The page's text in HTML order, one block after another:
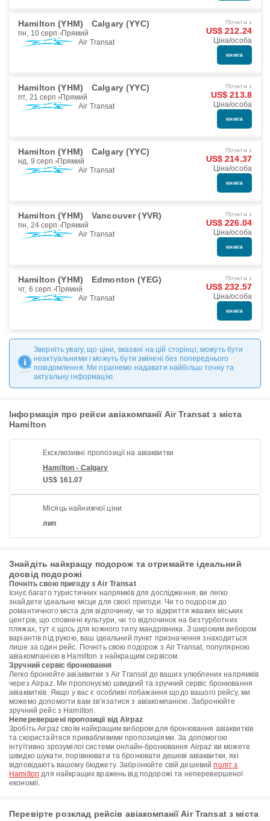
Hamilton (YHM) Calgary (YYC)
пн, 10 серп. Прямий
Air Transat
Почати з
US$ 212.24
Ціна/особа
книга
Hamilton (YHM) Calgary (YYC)
пт, 21 серп. Прямий
Air Transat
Почати з
US$ 213.8
Ціна/особа
книга
Hamilton (YHM) Calgary (YYC)
нд, 9 серп. Прямий
Air Transat
Почати з
US$ 214.37
Ціна/особа
книга
Hamilton (YHM) Vancouver (YVR)
пн, 24 серп. Прямий
Air Transat
Почати з
US$ 226.04
Ціна/особа
книга
Hamilton (YHM) Edmonton (YEG)
чт, 6 серп. Прямий
Air Transat
Почати з
US$ 232.57
Ціна/особа
книга
Зверніть увагу, що ціни, вказані на цій сторінці, можуть бути
неактуальними і можуть бути змінені без попереднього
повідомлення. Ми прагнемо надавати найбільш точну та
актуальну інформацію.
Інформація про рейси авіакомпанії Air Transat з міста
Hamilton
Ексклюзивні пропозиції на авіаквитки
Hamilton - Calgary
US$ 161.07
Місяць найнижчої ціни
лип
Знайдіть найкращу подорож та отримайте ідеальний
досвід подорожі
Почніть свою пригоду з Air Transat
Існує багато туристичних напрямків для дослідження, ви легко
знайдете ідеальне місце для своєї пригоди. Чи то подорож до
романтичного міста для відпочинку, чи то відкриття жвавих міських
центрів, що сповнені культури, чи то відпочинок на безтурботних
пляжах, тут є щось для кожного типу мандрівника. З широким вибором
варіантів під рукою, ваш ідеальний пункт призначення знаходиться
лише за один рейс. Почніть свою подорож з Air Transat, популярною
авіакомпанією в Hamilton з найкращим сервісом.
Зручний сервіс бронювання
Легко бронюйте авіаквитки з Air Transat до ваших улюблених напрямків
через Airpaz. Ми пропонуємо швидкий та зручний сервіс бронювання
авіаквитків. Якщо у вас є особливі побажання щодо вашого рейсу, ми
можемо допомогти вам зв’язатися з авіакомпанією. Забронюйте
зручний рейс з Hamilton.
Неперевершені пропозиції від Airpaz
Зробіть Airpaz своїм найкращим вибором для бронювання авіаквитків
та скористайтеся привабливими пропозиціями. За допомогою
інтуїтивно зрозумілої системи онлайн-бронювання Airpaz ви можете
швидко шукати, порівнювати та бронювати дешеві авіаквитки, які
відповідають вашому бюджету. Забронюйте свій дешевийполіт з
Hamilton для найкращих вражень від подорожі та неперевершеної
економії.
Перевірте розклад рейсів авіакомпанії Air Transat з міста